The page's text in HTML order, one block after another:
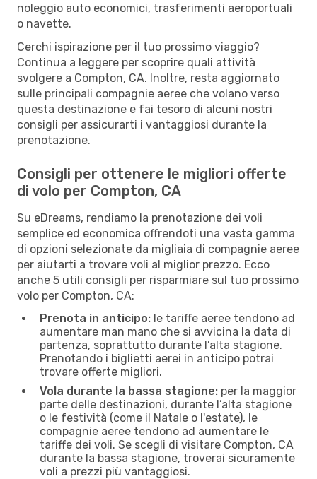
noleggio auto economici, trasferimenti aeroportuali
o navette.
Cerchi ispirazione per il tuo prossimo viaggio?
Continua a leggere per scoprire quali attività
svolgere a Compton, CA. Inoltre, resta aggiornato
sulle principali compagnie aeree che volano verso
questa destinazione e fai tesoro di alcuni nostri
consigli per assicurarti i vantaggiosi durante la
prenotazione.
Consigli per ottenere le migliori offerte
di volo per Compton, CA
Su eDreams, rendiamo la prenotazione dei voli
semplice ed economica offrendoti una vasta gamma
di opzioni selezionate da migliaia di compagnie aeree
per aiutarti a trovare voli al miglior prezzo. Ecco
anche 5 utili consigli per risparmiare sul tuo prossimo
volo per Compton, CA:
Prenota in anticipo: le tariffe aeree tendono ad
aumentare man mano che si avvicina la data di
partenza, soprattutto durante l’alta stagione.
Prenotando i biglietti aerei in anticipo potrai
trovare offerte migliori.
Vola durante la bassa stagione: per la maggior
parte delle destinazioni, durante l’alta stagione
o le festività (come il Natale o l'estate), le
compagnie aeree tendono ad aumentare le
tariffe dei voli. Se scegli di visitare Compton, CA
durante la bassa stagione, troverai sicuramente
voli a prezzi più vantaggiosi.